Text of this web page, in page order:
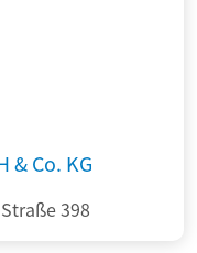
& Co. KG
398